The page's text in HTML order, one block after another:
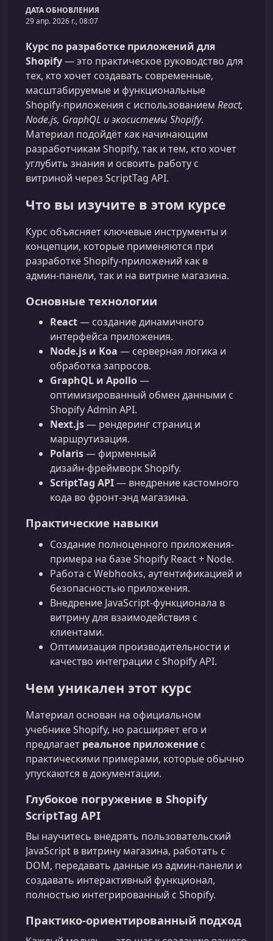
ДАТА ОБНОВЛЕНИЯ
29 апр. 2026 г., 08:07
Курс по разработке приложений для
Shopify— это практическое руководство для
тех, кто хочет создавать современные,
масштабируемые и функциональные
Shopify‑приложения с использованием React,
Node.js, GraphQL и экосистемы Shopify.
Материал подойдёт как начинающим
разработчикам Shopify, так и тем, кто хочет
углубить знания и освоить работу с
витриной через ScriptTag API.
Что вы изучите в этом курсе
Курс объясняет ключевые инструменты и
концепции, которые применяются при
разработке Shopify‑приложений как в
админ‑панели, так и на витрине магазина.
Основные технологии
React— создание динамичного
интерфейса приложения.
Node.js и Koa — серверная логика и
обработка запросов.
GraphQL и Apollo—
оптимизированный обмен данными с
Shopify Admin API.
Next.js— рендеринг страниц и
маршрутизация.
Polaris— фирменный
дизайн‑фреймворк Shopify.
ScriptTag API— внедрение кастомного
кода во фронт‑энд магазина.
Практические навыки
Создание полноценного приложения-
примерa на базе Shopify React + Node.
Работа с Webhooks, аутентификацией и
безопасностью приложения.
Внедрение JavaScript‑функционала в
витрину для взаимодействия с
клиентами.
Оптимизация производительности и
качество интеграции с Shopify API.
Чем уникален этот курс
Материал основан на официальном
учебнике Shopify, но расширяет его и
предлагает реальное приложение с
практическими примерами, которые обычно
упускаются в документации.
Глубокое погружение в Shopify
ScriptTag API
Вы научитесь внедрять пользовательский
JavaScript в витрину магазина, работать с
DOM, передавать данные из админ‑панели и
создавать интерактивный функционал,
полностью интегрированный с Shopify.
Практико‑ориентированный подход